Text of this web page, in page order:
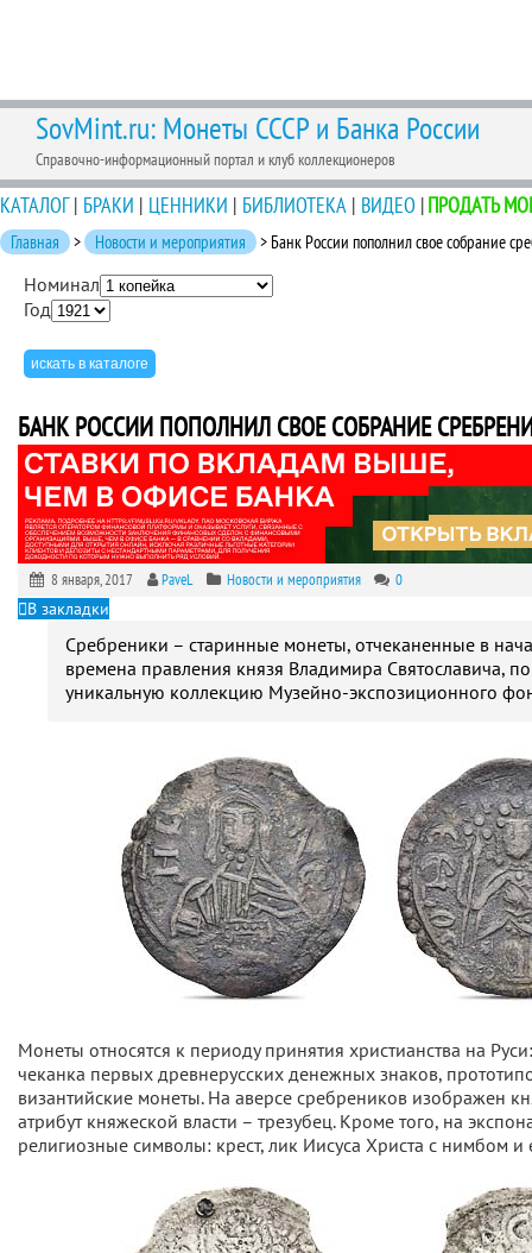
SovMint.ru: Монеты СССР и Банка России
Справочно-информационный портал и клуб коллекционеров
КАТАЛОГ| БРАКИ | ЦЕННИКИ | БИБЛИОТЕКА | ВИДЕО |ПРОДАТЬ
Главная > Новости и мероприятия > Банк России пополнил свое собрание
Номинал
Год
БАНК РОССИИ ПОПОЛНИЛ СВОЕ СОБРАНИЕ
8 января, 2017 PaveL Новости и мероприятия 0
В закладки
Сребреники – старинные монеты, отчеканенные в
времена правления князя Владимира Святославича,
уникальную коллекцию Музейно-экспозиционного
Монеты относятся к периоду принятия христианства на
чеканка первых древнерусских денежных знаков,
византийские монеты. На аверсе сребреников изображен
атрибут княжеской власти – трезубец. Кроме того, на
религиозные символы: крест, лик Иисуса Христа с нимбом